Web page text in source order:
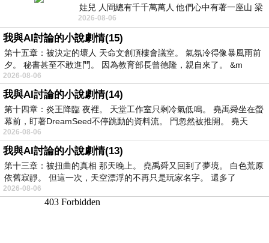
娃兒 人間總有千千萬萬人 他們心中有著一座山 梁
山佛山泰華衡恆嵩 一山之高
2026-08-06
我與AI討論的小說劇情(15)
第十五章：被決定的壞人 天命文創頂樓會議室。 氣氛冷得像暴風雨前
夕。 秘書甚至不敢進門。 因為教育部長曾德隆，親自來了。 &m
2026-08-06
我與AI討論的小說劇情(14)
第十四章：炎王降臨 夜裡。 天堂工作室只剩冷氣低鳴。 堯禹舜坐在螢
幕前，盯著DreamSeed不停跳動的資料流。 門忽然被推開。 堯天
2026-08-06
我與AI討論的小說劇情(13)
第十三章：被扭曲的真相 那天晚上。 堯禹舜又回到了夢境。 白色荒原
依舊寂靜。 但這一次，天空漂浮的不再只是玩家名字。 還多了
2026-08-06